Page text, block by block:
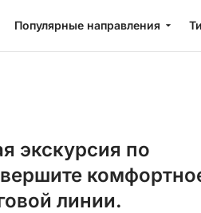
Популярные направления
экскурсия по
линии.